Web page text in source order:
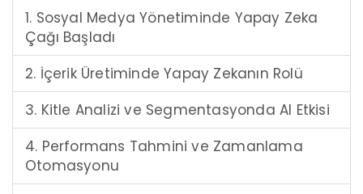
1. Sosyal Medya Yönetiminde Yapay Zeka
Çağı Başladı
2. İçerik Üretiminde Yapay Zekanın Rolü
3. Kitle Analizi ve Segmentasyonda AI Etkisi
4. Performans Tahmini ve Zamanlama
Otomasyonu